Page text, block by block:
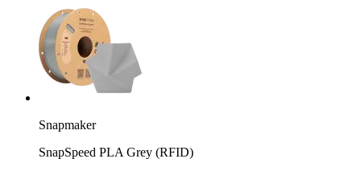
Snapmaker
SnapSpeed PLA Grey (RFID)